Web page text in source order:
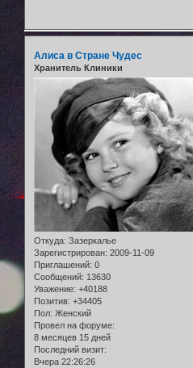
Алиса в Стране Чудес
Хранитель Клиники
Откуда: Зазеркалье
Зарегистрирован: 2009-11-09
Приглашений: 0
Сообщений: 13630
Уважение: +40188
Позитив: +34405
Пол: Женский
Провел на форуме:
8 месяцев 15 дней
Последний визит:
Вчера 22:26:26